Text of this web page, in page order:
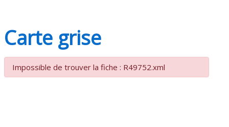
Carte grise
Impossible de trouver la fiche : R49752.xml